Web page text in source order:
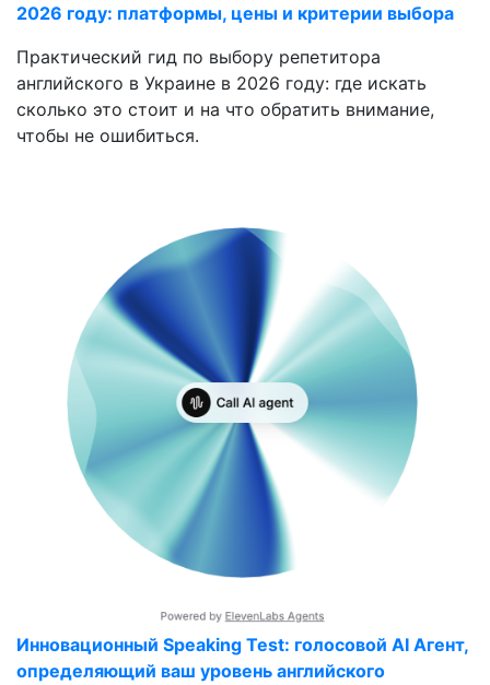
2026 году: платформы, цены и критерии выбора
Практический гид по выбору репетитора
английского в Украине в 2026 году: где искать
сколько это стоит и на что обратить внимание,
чтобы не ошибиться.
Инновационный Speaking Test: голосовой AI Агент,
определяющий ваш уровень английского